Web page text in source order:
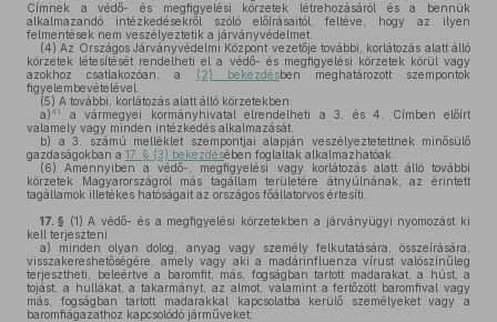
Címnek a védő- és megfigyelési körzetek létrehozásáról és a bennük
alkalmazandó intézkedésekről szóló előírásaitól, feltéve, hogy az ilyen
felmentések nem veszélyeztetik a járványvédelmet.
(4) Az Országos Járványvédelmi Központ vezetője további, korlátozás alatt álló
körzetek létesítését rendelheti el a védő- és megfigyelési körzetek körül vagy
azokhoz csatlakozóan, a
(2) bekezdésben meghatározott szempontok
figyelembevételével.
(5) A további, korlátozás alatt álló körzetekben:
a)41
a vármegyei kormányhivatal elrendelheti a 3. és 4. Címben előírt
valamely vagy minden intézkedés alkalmazását.
b) a 3. számú melléklet szempontjai alapján veszélyeztetettnek minősülő
gazdaságokban a 17. § (3) bekezdésében foglaltak alkalmazhatóak.
(6) Amennyiben a védő-, megfigyelési vagy korlátozás alatt álló további
körzetek Magyarországról más tagállam területére átnyúlnának, az érintett
tagállamok illetékes hatóságait az országos főállatorvos értesíti.
17. § (1) A védő- és a megfigyelési körzetekben a járványügyi nyomozást ki
kell terjeszteni
a) minden olyan dolog, anyag vagy személy felkutatására, összeírására,
visszakereshetőségére, amely vagy aki a madárinfluenza vírust valószínűleg
terjesztheti, beleértve a baromfit, más, fogságban tartott madarakat, a húst, a
tojást, a hullákat, a takarmányt, az almot, valamint a fertőzött baromfival vagy
más, fogságban tartott madarakkal kapcsolatba kerülő személyeket vagy a
baromfiágazathoz kapcsolódó járműveket;